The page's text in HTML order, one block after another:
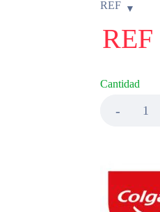
REF
REF
Cantidad